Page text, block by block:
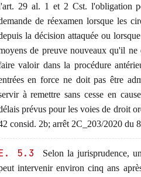
29 al. 1 et 2 Cst. l'obligation
de réexamen lorsque les
la décision attaquée ou
de preuve nouveaux qu'il
valoir dans la procédure
en force ne doit pas être
à remettre sans cesse en
prévus pour les voies de droit
consid. 2b; arrêt 2C_203/2020 du
5.3
Selon la jurisprudence,
intervenir environ cinq ans